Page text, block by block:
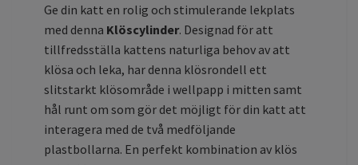
Ge din katt en rolig och stimulerande lekplats
med denna Klöscylinder. Designad för att
tillfredsställa kattens naturliga behov av att
klösa och leka, har denna klösrondell ett
slitstarkt klösområde i wellpapp i mitten samt
hål runt om som gör det möjligt för din katt att
interagera med de två medföljande
plastbollarna. En perfekt kombination av klös